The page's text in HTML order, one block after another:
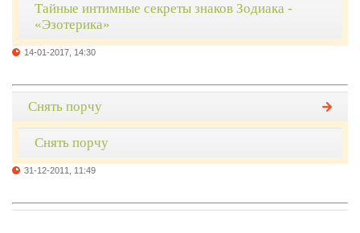
Тайные интимные секреты знаков Зодиака -
«Эзотерика»
14-01-2017, 14:30
Снять порчу
Снять порчу
31-12-2011, 11:49